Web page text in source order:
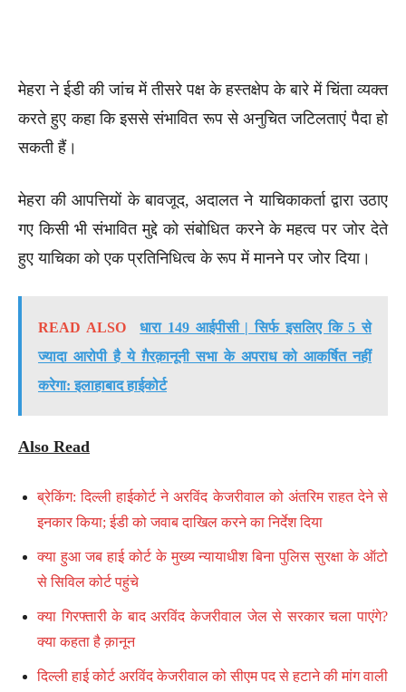
मेहरा ने ईडी की जांच में तीसरे पक्ष के हस्तक्षेप के बारे में चिंता व्यक्त
करते हुए कहा कि इससे संभावित रूप से अनुचित जटिलताएं पैदा हो
सकती हैं।
मेहरा की आपत्तियों के बावजूद, अदालत ने याचिकाकर्ता द्वारा उठाए
गए किसी भी संभावित मुद्दे को संबोधित करने के महत्व पर जोर देते
हुए याचिका को एक प्रतिनिधित्व के रूप में मानने पर जोर दिया।
READ ALSO
धारा 149 आईपीसी | सिर्फ इसलिए कि 5 से
ज्यादा आरोपी है ये ग़ैरक़ानूनी सभा के अपराध को आकर्षित नहीं
करेगा: इलाहाबाद हाईकोर्ट
Also Read
ब्रेकिंग: दिल्ली हाईकोर्ट ने अरविंद केजरीवाल को अंतरिम राहत देने से
इनकार किया; ईडी को जवाब दाखिल करने का निर्देश दिया
क्या हुआ जब हाई कोर्ट के मुख्य न्यायाधीश बिना पुलिस सुरक्षा के ऑटो
से सिविल कोर्ट पहुंचे
क्या गिरफ्तारी के बाद अरविंद केजरीवाल जेल से सरकार चला पाएंगे?
क्या कहता है क़ानून
दिल्ली हाई कोर्ट अरविंद केजरीवाल को सीएम पद से हटाने की मांग वाली